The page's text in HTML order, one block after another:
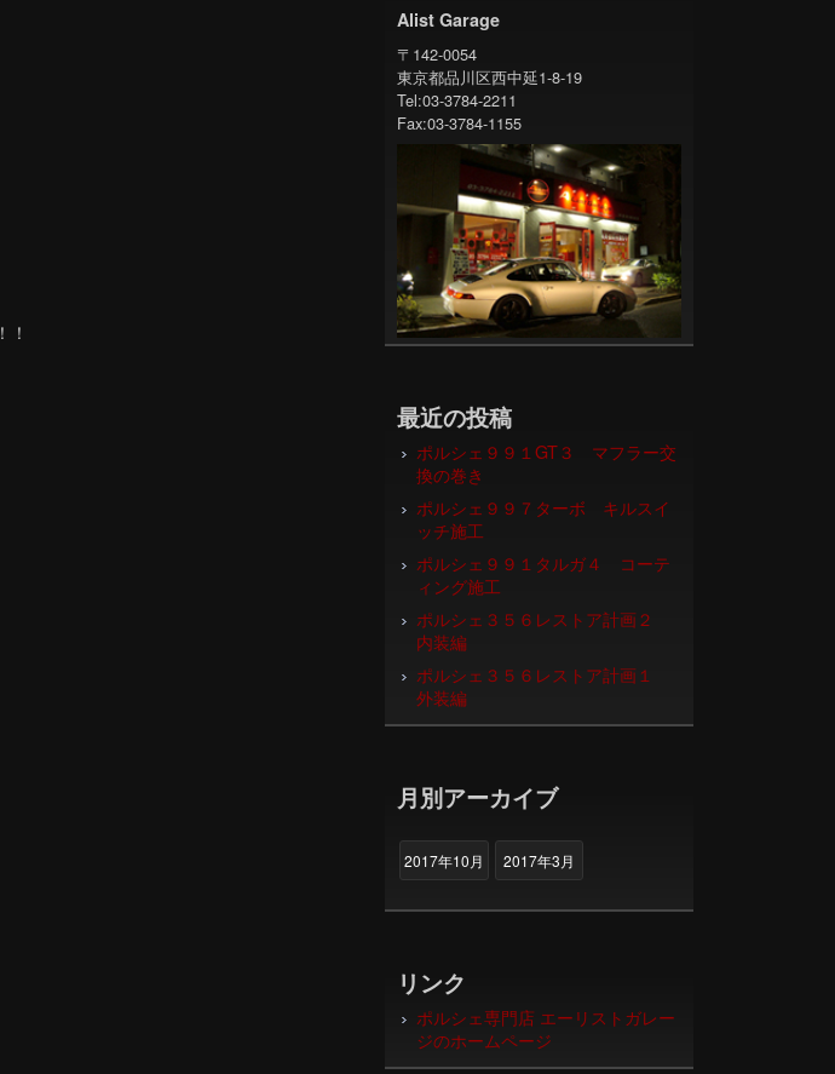
！
Alist Garage
〒142-0054
東京都品川区西中延1-8-19
Tel:03-3784-2211
Fax:03-3784-1155
最近の投稿
ポルシェ９９１GT３ マフラー交
換の巻き
ポルシェ９９７ターボ キルスイ
ッチ施工
ポルシェ９９１タルガ４ コーテ
ィング施工
ポルシェ３５６レストア計画２
内装編
ポルシェ３５６レストア計画１
外装編
月別アーカイブ
2017年10月 2017年3月
リンク
ポルシェ専門店 エーリストガレー
ジのホームページ